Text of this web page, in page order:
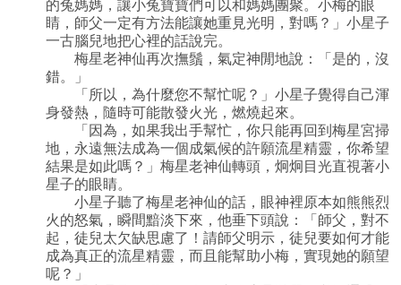
睛，師父一定有方法能讓她重見光明，對嗎？」小星子
一古腦兒地把心裡的話說完。
梅星老神仙再次撫鬚，氣定神閒地說：「是的，沒
錯。」
「所以，為什麼您不幫忙呢？」小星子覺得自己渾
身發熱，隨時可能散發火光，燃燒起來。
「因為，如果我出手幫忙，你只能再回到梅星宮掃
地，永遠無法成為一個成氣候的許願流星精靈，你希望
結果是如此嗎？」梅星老神仙轉頭，炯炯目光直視著小
星子的眼睛。
小星子聽了梅星老神仙的話，眼神裡原本如熊熊烈
火的怒氣，瞬間黯淡下來，他垂下頭說：「師父，對不
起，徒兒太欠缺思慮了！請師父明示，徒兒要如何才能
成為真正的流星精靈，而且能幫助小梅，實現她的願望
呢？」